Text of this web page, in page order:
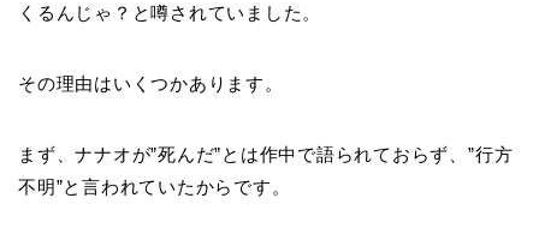
くるんじゃ？と噂されていました。
その理由はいくつかあります。
まず、ナナオが”死んだ”とは作中で語られておらず、”行方
不明”と言われていたからです。